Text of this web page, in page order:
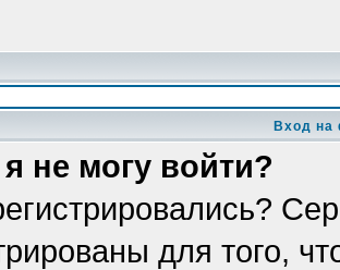
Вход на
не могу войти?
для того,